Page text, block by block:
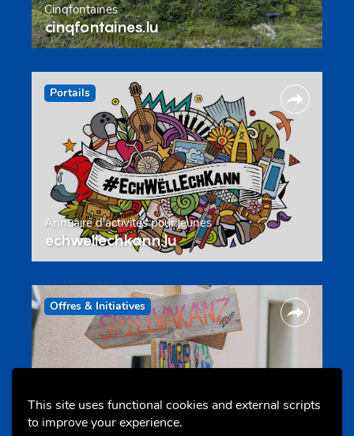
This site uses functional cookies and external scripts
to improve your experience.
Cinqfontaines
cinqfontaines.lu
Portails
Annuaire d’activités pour jeunes
echwellechkann.lu
Offres & Initiatives